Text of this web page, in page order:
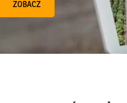
ZOBACZ